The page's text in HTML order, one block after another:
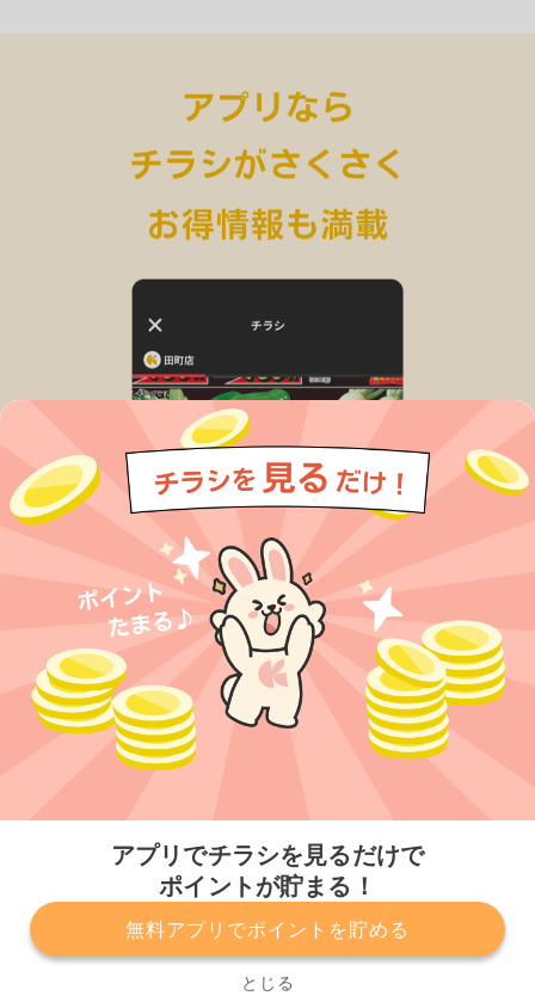
アプリでチラシを見るだけで
ポイントが貯まる！
無料アプリでポイントを貯める
とじる
プライバシーポリシー 利用規約
運営会社
サービスに関してのお問い合わせ